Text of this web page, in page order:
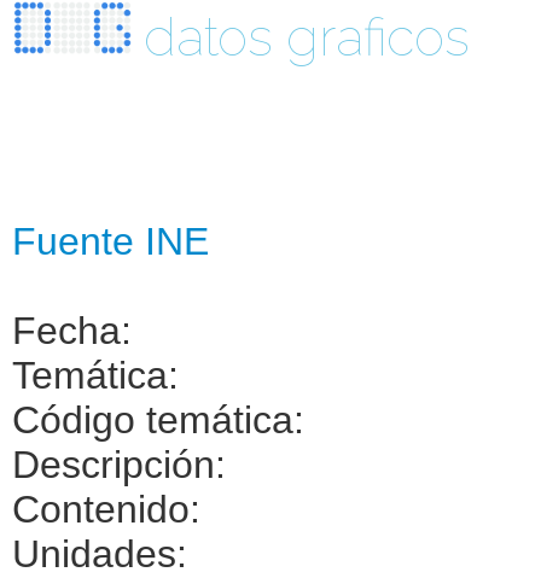
datos graficos
Fuente INE
Fecha:
Temática:
Código temática:
Descripción:
Contenido:
Unidades: